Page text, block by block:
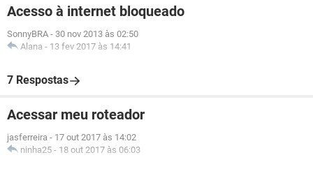
Acesso à internet bloqueado
SonnyBRA - 30 nov 2013 às 02:50
Alana - 13 fev 2017 às 14:41
7 Respostas
Acessar meu roteador
jasferreira - 17 out 2017 às 14:02
ninha25 - 18 out 2017 às 06:03